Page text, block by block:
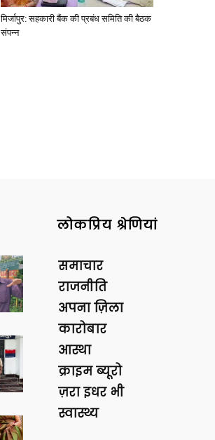
मिर्जापुर: सहकारी बैंक की प्रबंध समिति की बैठक
संपन्न
लोकप्रिय श्रेणियां
समाचार
राजनीति
अपना ज़िला
कारोबार
आस्था
क्राइम ब्यूरो
ज़रा इधर भी
स्वास्थ्य